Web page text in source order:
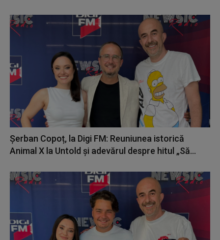
Șerban Copoț, la Digi FM: Reuniunea istorică
Animal X la Untold și adevărul despre hitul „Să...